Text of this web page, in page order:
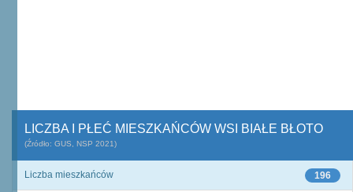
LICZBA I PŁEĆ MIESZKAŃCÓW WSI BIAŁE BŁOTO
(Źródło: GUS, NSP 2021)
196
Liczba mieszkańców